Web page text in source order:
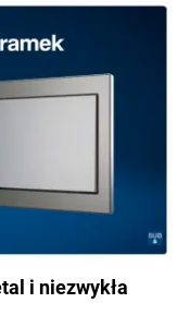
i niezwykła